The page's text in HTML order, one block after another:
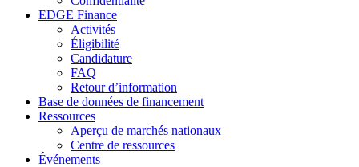
EDGE Finance
Activités
Éligibilité
Candidature
FAQ
Retour d’information
Base de données de financement
Ressources
Aperçu de marchés nationaux
Centre de ressources
Événements